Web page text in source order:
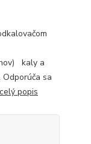
kaly a
sa
celý popis